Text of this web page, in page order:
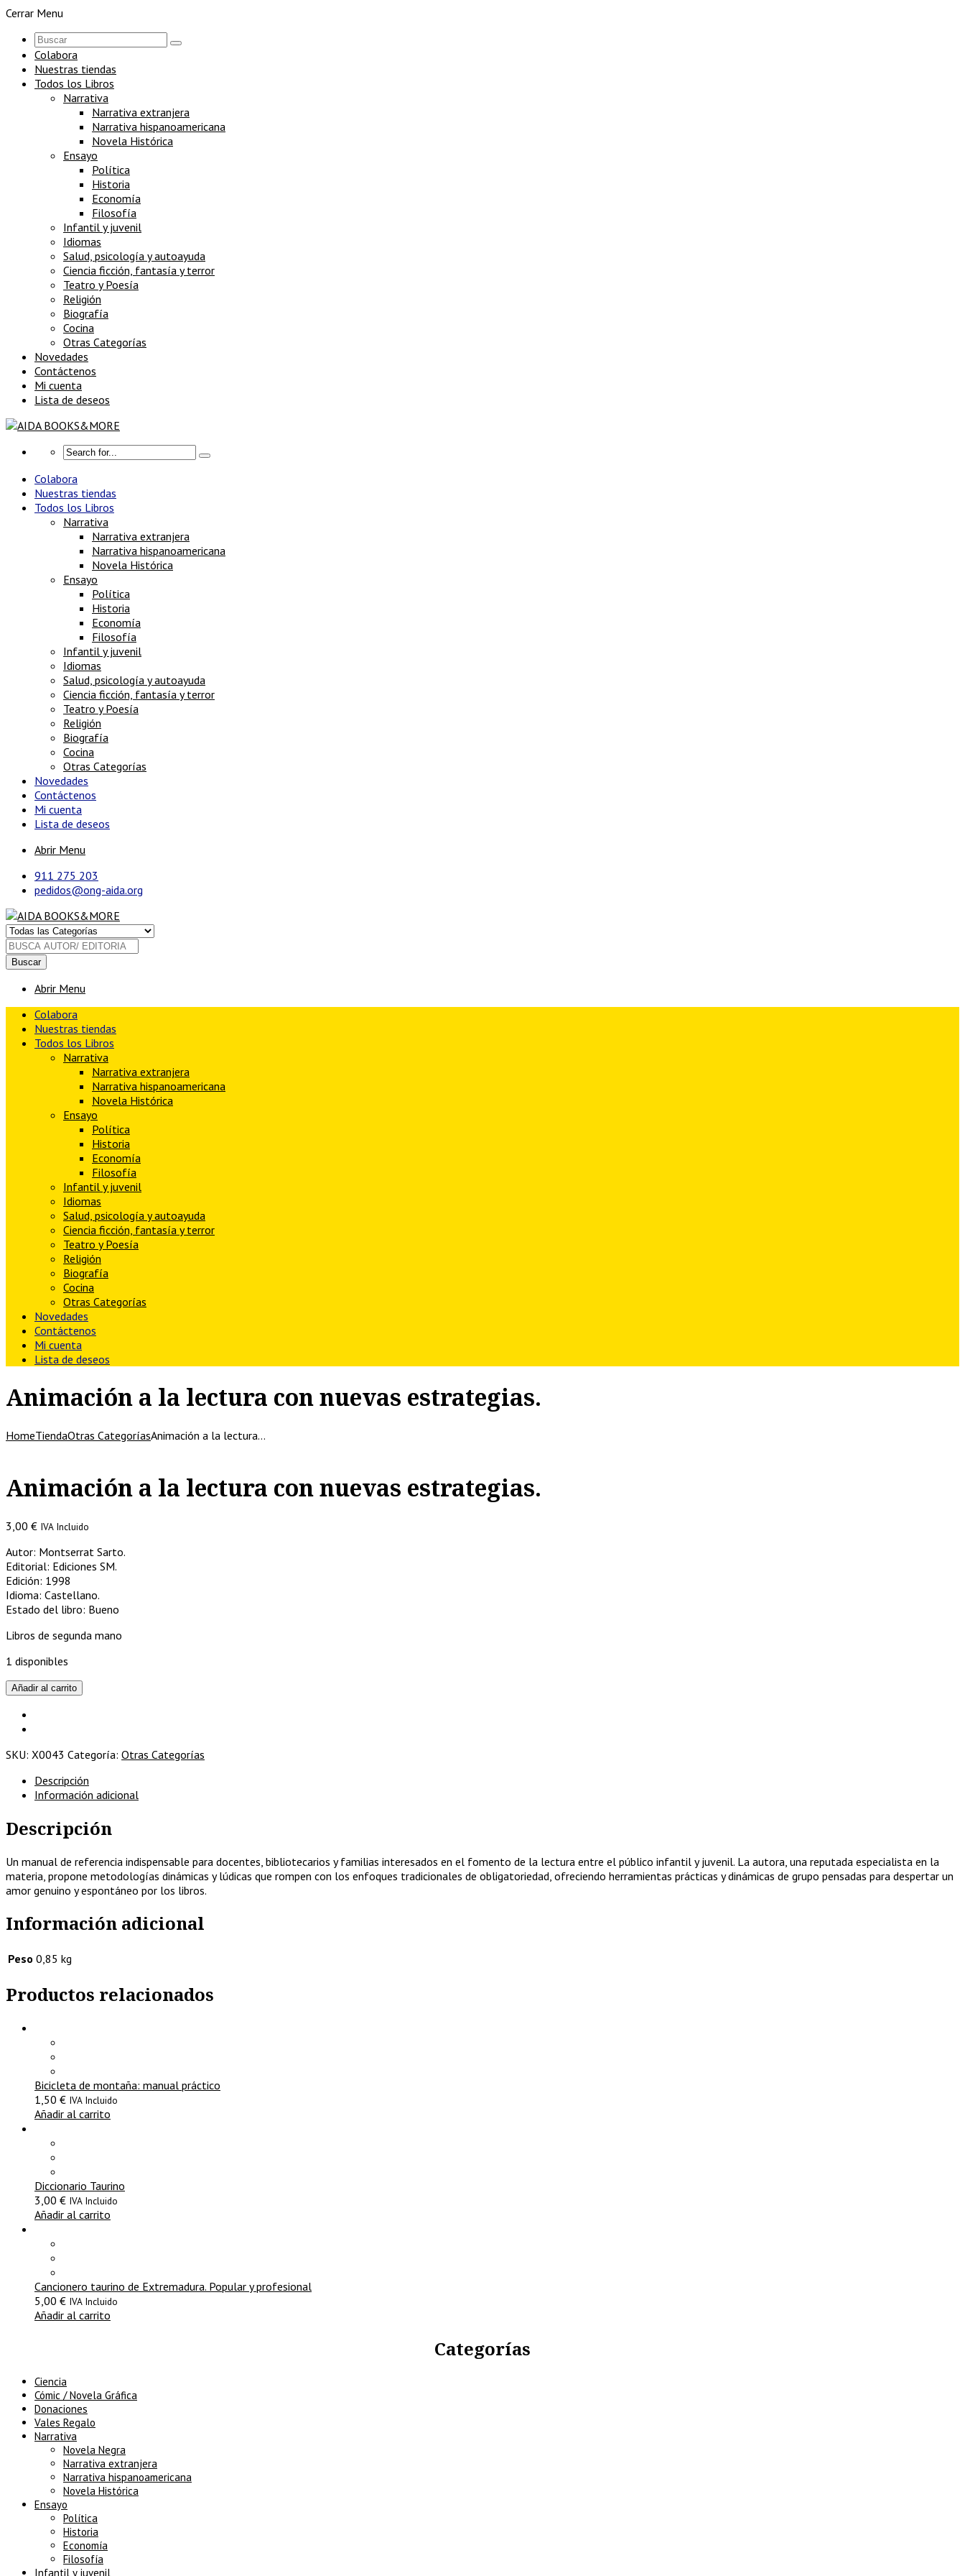
Cerrar Menu
Colabora
Nuestras tiendas
Todos los Libros
Narrativa
Narrativa extranjera
Narrativa hispanoamericana
Novela Histórica
Ensayo
Política
Historia
Economía
Filosofía
Infantil y juvenil
Idiomas
Salud, psicología y autoayuda
Ciencia ficción, fantasía y terror
Teatro y Poesía
Religión
Biografía
Cocina
Otras Categorías
Novedades
Contáctenos
Mi cuenta
Lista de deseos
Colabora
Nuestras tiendas
Todos los Libros
Narrativa
Narrativa extranjera
Narrativa hispanoamericana
Novela Histórica
Ensayo
Política
Historia
Economía
Filosofía
Infantil y juvenil
Idiomas
Salud, psicología y autoayuda
Ciencia ficción, fantasía y terror
Teatro y Poesía
Religión
Biografía
Cocina
Otras Categorías
Novedades
Contáctenos
Mi cuenta
Lista de deseos
Abrir Menu
911 275 203
pedidos@ong-aida.org
Buscar
Abrir Menu
Colabora
Nuestras tiendas
Todos los Libros
Narrativa
Narrativa extranjera
Narrativa hispanoamericana
Novela Histórica
Ensayo
Política
Historia
Economía
Filosofía
Infantil y juvenil
Idiomas
Salud, psicología y autoayuda
Ciencia ficción, fantasía y terror
Teatro y Poesía
Religión
Biografía
Cocina
Otras Categorías
Novedades
Contáctenos
Mi cuenta
Lista de deseos
Animación a la lectura con nuevas estrategias.
HomeTiendaOtras CategoríasAnimación a la lectura…
Animación a la lectura con nuevas estrategias.
3,00 € IVA Incluido
Autor: Montserrat Sarto.
Editorial: Ediciones SM.
Edición: 1998
Idioma: Castellano.
Estado del libro: Bueno
Libros de segunda mano
1 disponibles
Animación
a
lectura
nuevas
cantidad
Añadir al carrito
SKU: X0043 Categoría: Otras Categorías
Descripción
Información adicional
Descripción
Un manual de referencia indispensable para docentes, bibliotecarios y familias interesados en el fomento de la lectura entre el público infantil y juvenil. La autora, una reputada especialista en la
materia, propone metodologías dinámicas y lúdicas que rompen con los enfoques tradicionales de obligatoriedad, ofreciendo herramientas prácticas y dinámicas de grupo pensadas para despertar un
amor genuino y espontáneo por los libros.
Información adicional
Peso 0,85 kg
Productos relacionados
Bicicleta de montaña: manual práctico
1,50 € IVA Incluido
Añadir al carrito
Diccionario Taurino
3,00 € IVA Incluido
Añadir al carrito
Cancionero taurino de Extremadura. Popular y profesional
5,00 € IVA Incluido
Añadir al carrito
Categorías
Ciencia
Cómic / Novela Gráfica
Donaciones
Vales Regalo
Narrativa
Novela Negra
Narrativa extranjera
Narrativa hispanoamericana
Novela Histórica
Ensayo
Política
Historia
Economía
Filosofía
Infantil y juvenil